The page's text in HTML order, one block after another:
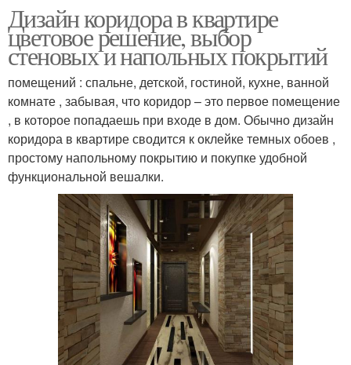
Дизайн коридора в квартире
цветовое решение, выбор
стеновых и напольных покрытий
помещений : спальне, детской, гостиной, кухне, ванной
комнате , забывая, что коридор – это первое помещение
, в которое попадаешь при входе в дом. Обычно дизайн
коридора в квартире сводится к оклейке темных обоев ,
простому напольному покрытию и покупке удобной
функциональной вешалки.